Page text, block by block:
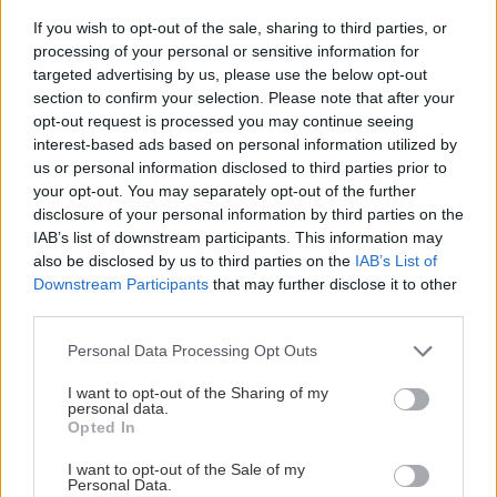
If you wish to opt-out of the sale, sharing to third parties, or
processing of your personal or sensitive information for
targeted advertising by us, please use the below opt-out
section to confirm your selection. Please note that after your
opt-out request is processed you may continue seeing
interest-based ads based on personal information utilized by
us or personal information disclosed to third parties prior to
your opt-out. You may separately opt-out of the further
disclosure of your personal information by third parties on the
IAB’s list of downstream participants. This information may
also be disclosed by us to third parties on the IAB’s List of
Downstream Participants that may further disclose it to other
Please note that this website/app uses one or more Google
not limited to your visit or usage behaviour. You may click to
grant or deny consent to Google and its third-party tags to
use your data for below specified purposes in below Google
consent section.
Personal Data Processing Opt Outs
I want to opt-out of the Sharing of my
personal data.
Opted In
I want to opt-out of the Sale of my
Personal Data.
však najmä mäkké drevo rýchlo rozkladá, a
preto sa musí opakovane impregnovať a
natierať vodovzdornými nátermi neškodnými
pre rastliny. Pred výsadbou je vhodné kvetináč
ešte vyložiť fóliou, aby sa trvalo vlhký substrát
oddelil od dreveného plášťa nádoby.
Z plastu
V ostatnom
kvetináče z
plastov,
pretože sa
vyznačujú